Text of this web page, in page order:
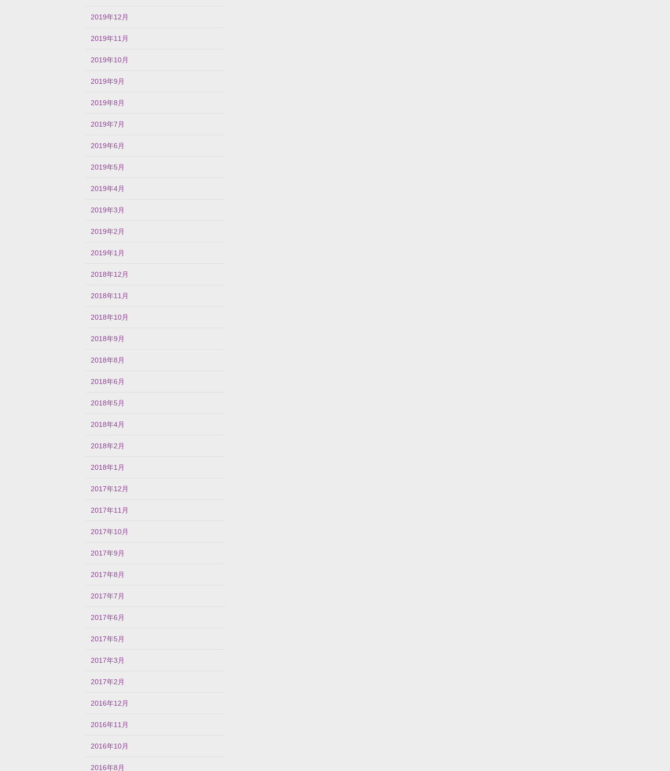
2019年12月
2019年11月
2019年10月
2019年9月
2019年8月
2019年7月
2019年6月
2019年5月
2019年4月
2019年3月
2019年2月
2019年1月
2018年12月
2018年11月
2018年10月
2018年9月
2018年8月
2018年6月
2018年5月
2018年4月
2018年2月
2018年1月
2017年12月
2017年11月
2017年10月
2017年9月
2017年8月
2017年7月
2017年6月
2017年5月
2017年3月
2017年2月
2016年12月
2016年11月
2016年10月
2016年8月